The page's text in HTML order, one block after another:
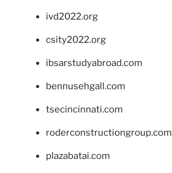
ivd2022.org
csity2022.org
ibsarstudyabroad.com
bennusehgall.com
tsecincinnati.com
roderconstructiongroup.com
plazabatai.com